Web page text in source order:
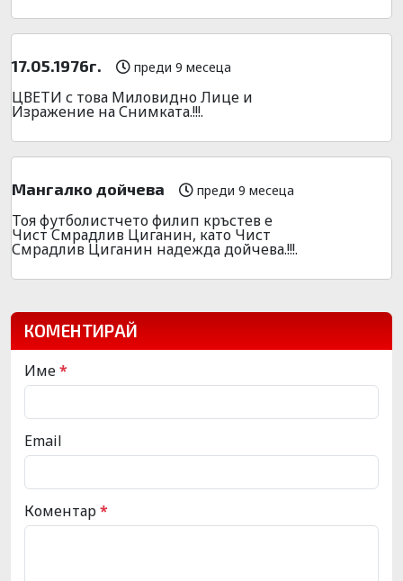
17.05.1976г. преди 9 месеца
ЦВЕТИ с това Миловидно Лице и
Изражение на Снимката.!!!.
Мангалко дойчева преди 9 месеца
Тоя футболистчето филип кръстев е
Чист Смрадлив Циганин, като Чист
Смрадлив Циганин надежда дойчева.!!!.
КОМЕНТИРАЙ
Име*
Email
Коментар*